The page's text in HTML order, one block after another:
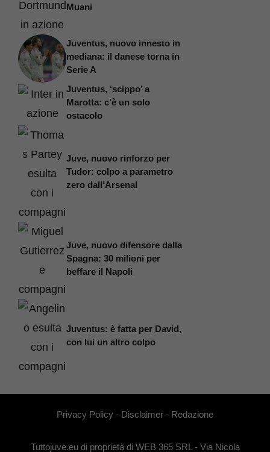
Muani
Juventus, nuovo innesto in
mediana: il danese torna in
Serie A
Juventus, ‘scippo’ a
Marotta: c’è un solo
ostacolo
Juve, nuovo rinforzo per
Tudor: colpo a parametro
zero dall’Arsenal
Juve, nuovo difensore dalla
Spagna: 30 milioni per
beffare il Napoli
Juventus: è fatta per David,
con lui un altro colpo
Privacy Policy - Disclaimer - Redazione
Tuttojuve.eu di proprietà di WEB 365 SRL - Via Nicola